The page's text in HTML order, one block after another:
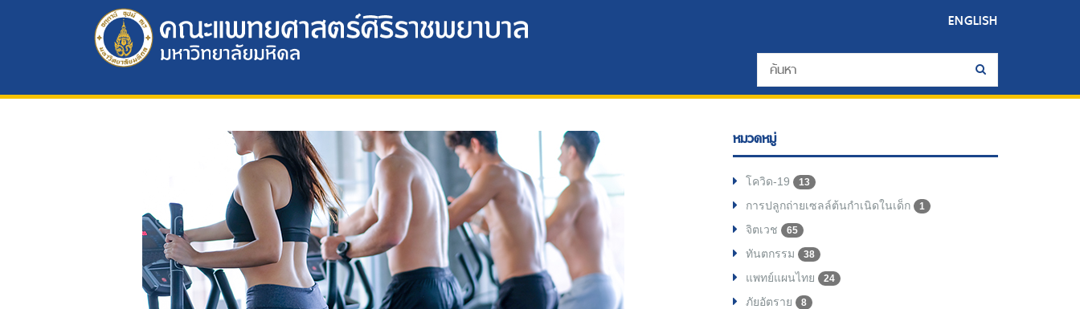
ENGLISH
หมวดหมู่
โควิด-19 13
การปลูกถ่ายเซลล์ต้นกำเนิดในเด็ก 1
จิตเวช 65
ทันตกรรม 38
แพทย์แผนไทย 24
ภัยอัตราย 8